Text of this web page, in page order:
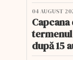
04 AUGUST
termenul
după 15